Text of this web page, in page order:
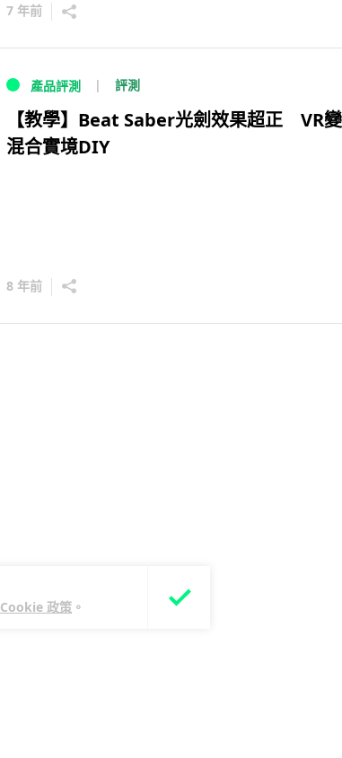
Cookie 政策 。
7 年前
產品評測 評測
【教學】Beat Saber光劍效果超正 VR
混合實境DIY
8 年前